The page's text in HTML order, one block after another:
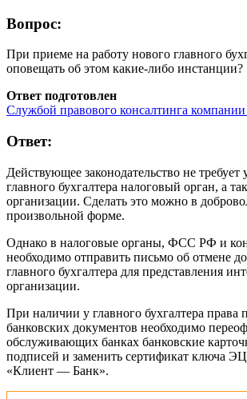
Вопрос:
При приеме на работу нового главного
оповещать об этом какие-либо инстанции?
Ответ подготовлен
Службой правового консалтинга
Ответ:
Действующее законодательство не требует
главного бухгалтера налоговый орган, а
организации. Сделать это можно в
произвольной форме.
Однако в налоговые органы, ФСС РФ и
необходимо отправить письмо об отмене
главного бухгалтера для представления
организации.
При наличии у главного бухгалтера права
банковских документов необходимо
обслуживающих банках банковские
подписей и заменить сертификат ключа
«Клиент — Банк».